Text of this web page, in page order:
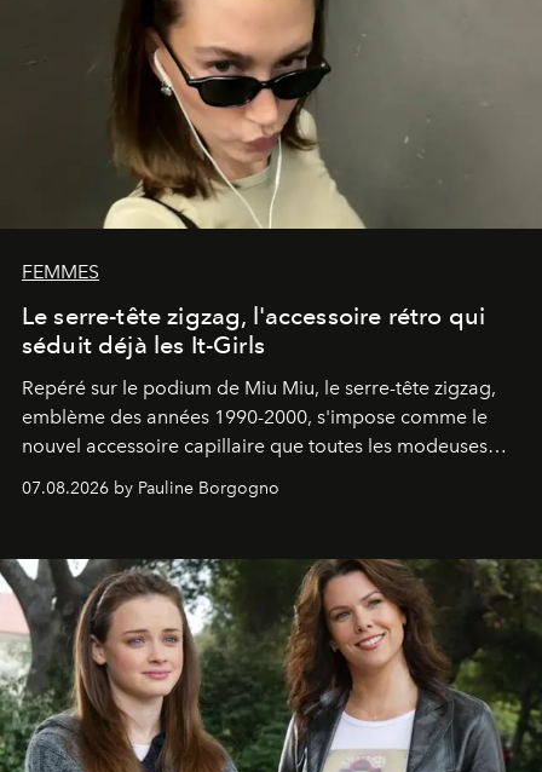
FEMMES
Le serre-tête zigzag, l'accessoire rétro qui
séduit déjà les It-Girls
Repéré sur le podium de Miu Miu, le serre-tête zigzag,
emblème des années 1990-2000, s'impose comme le
nouvel accessoire capillaire que toutes les modeuses
07.08.2026 by Pauline Borgogno